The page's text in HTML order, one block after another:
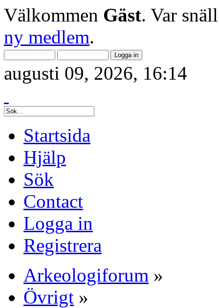
Välkommen Gäst. Var
ny medlem.
augusti 09, 2026, 16:14
Startsida
Hjälp
Sök
Contact
Logga in
Registrera
Arkeologiforum »
Övrigt »